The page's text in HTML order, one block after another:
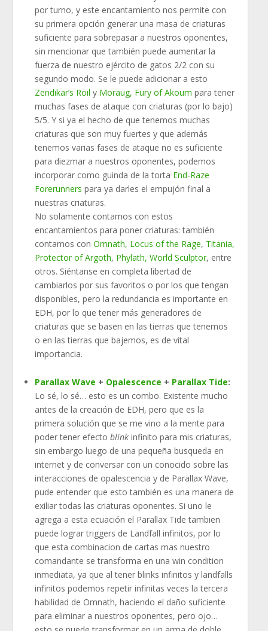
por turno, y este encantamiento nos permite con
su primera opción generar una masa de criaturas
suficiente para sobrepasar a nuestros oponentes,
sin mencionar que también puede aumentar la
fuerza de nuestro ejército de gatos 2/2 con su
segundo modo. Se le puede adicionar a esto
Zendikar’s Roil y Moraug, Fury of Akoum para tener
muchas fases de ataque con criaturas (por lo bajo)
5/5. Y si ya el hecho de que tenemos muchas
criaturas que son muy fuertes y que además
tenemos varias fases de ataque no es suficiente
para diezmar a nuestros oponentes, podemos
incorporar como guinda de la torta End-Raze
Forerunners para ya darles el empujón final a
nuestras criaturas.
No solamente contamos con estos
encantamientos para poner criaturas: también
contamos conOmnath, Locus of the Rage, Titania,
Protector of Argoth, Phylath, World Sculptor, entre
otros. Siéntanse en completa libertad de
cambiarlos por sus favoritos o por los que tengan
disponibles, pero la redundancia es importante en
EDH, por lo que tener más generadores de
criaturas que se basen en las tierras que tenemos
o en las tierras que bajemos, es de vital
importancia.
Parallax Wave + Opalescence + Parallax Tide:
Lo sé, lo sé… esto es un combo. Existente mucho
antes de la creación de EDH, pero que es la
primera solución que se me vino a la mente para
poder tener efectoblink infinito para mis criaturas,
sin embargo luego de una pequeña busqueda en
internet y de conversar con un conocido sobre las
interacciones de opalescencia y de Parallax Wave,
pude entender que esto también es una manera de
exiliar todas las criaturas oponentes. Si uno le
agrega a esta ecuación el Parallax Tide tambien
puede lograr triggers de Landfall infinitos, por lo
que esta combinacion de cartas mas nuestro
comandante se transforma en una win condition
inmediata, ya que al tener blinks infinitos y landfalls
infinitos podemos repetir infinitas veces la tercera
habilidad de Omnath, haciendo el daño suficiente
para eliminar a nuestros oponentes, pero ojo…